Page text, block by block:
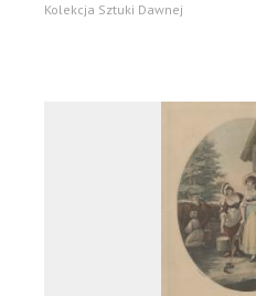
Kolekcja Sztuki Dawnej